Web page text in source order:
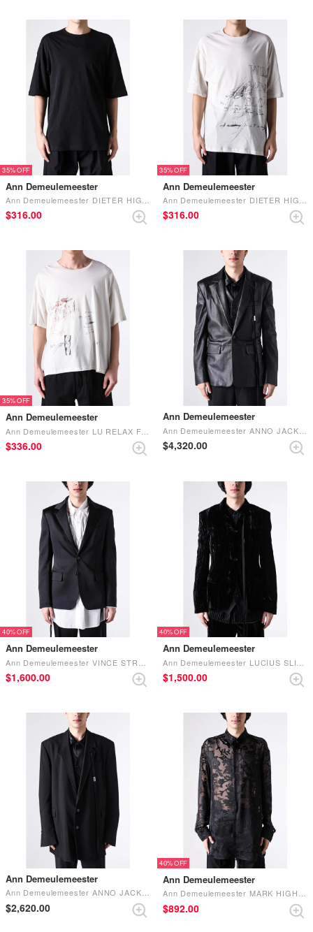
35%
Ann Demeulemeester
Ann Demeulemeester DIETER HIGH COMFORT T-SHIRT WITH IT REMINDED ME OF US PRINT （Black）
$‌316.00
35%
Ann Demeulemeester
Ann Demeulemeester DIETER HIGH COMFORT T-SHIRT WITH WILD WIND BLOWS PRINT （White）
$‌316.00
35%
Ann Demeulemeester
$‌336.00
Ann Demeulemeester
$‌4,320.00
40%
Ann Demeulemeester
$‌1,600.00
40%
Ann Demeulemeester
$‌1,500.00
Ann Demeulemeester
Ann Demeulemeester ANNO JACKET Black
$‌2,620.00
40%
Ann Demeulemeester
Ann Demeulemeester MARK HIGH COMFORT SHIRT （Black）
$‌892.00